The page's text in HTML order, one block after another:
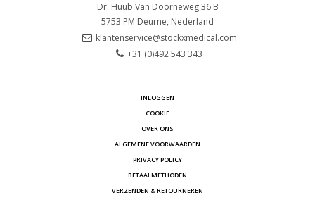
Dr. Huub Van Doorneweg 36 B
5753 PM Deurne, Nederland
klantenservice@stockxmedical.com
+31 (0)492 543 343
INLOGGEN
COOKIE
OVER ONS
ALGEMENE VOORWAARDEN
PRIVACY POLICY
BETAALMETHODEN
VERZENDEN & RETOURNEREN